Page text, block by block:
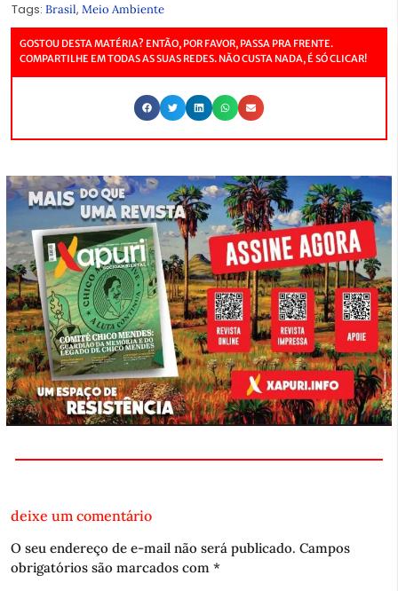
Tags: Brasil, Meio Ambiente
GOSTOU DESTA MATÉRIA? ENTÃO, POR FAVOR, PASSA PRA FRENTE.
COMPARTILHE EM TODAS AS SUAS REDES. NÃO CUSTA NADA, É SÓ CLICAR!
deixe um comentário
O seu endereço de e-mail não será publicado. Campos
obrigatórios são marcados com *